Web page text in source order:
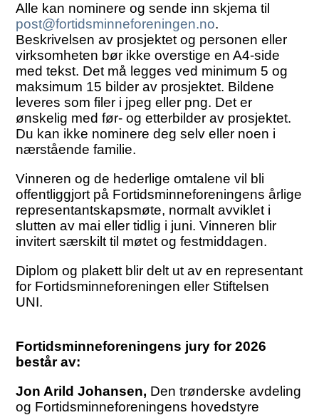
Alle kan nominere og sende inn skjema til
post@fortidsminneforeningen.no.
Beskrivelsen av prosjektet og personen eller
virksomheten bør ikke overstige en A4-side
med tekst. Det må legges ved minimum 5 og
maksimum 15 bilder av prosjektet. Bildene
leveres som filer i jpeg eller png. Det er
ønskelig med før- og etterbilder av prosjektet.
Du kan ikke nominere deg selv eller noen i
nærstående familie.
Vinneren og de hederlige omtalene vil bli
offentliggjort på Fortidsminneforeningens årlige
representantskapsmøte, normalt avviklet i
slutten av mai eller tidlig i juni. Vinneren blir
invitert særskilt til møtet og festmiddagen.
Diplom og plakett blir delt ut av en representant
for Fortidsminneforeningen eller Stiftelsen
UNI.
Fortidsminneforeningens jury for 2026
består av:
Jon Arild Johansen, Den trønderske avdeling
og Fortidsminneforeningens hovedstyre